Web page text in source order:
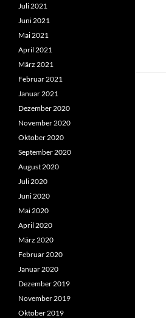
Juli 2021
Juni 2021
Mai 2021
April 2021
März 2021
Februar 2021
Januar 2021
Dezember 2020
November 2020
Oktober 2020
September 2020
August 2020
Juli 2020
Juni 2020
Mai 2020
April 2020
März 2020
Februar 2020
Januar 2020
Dezember 2019
November 2019
Oktober 2019